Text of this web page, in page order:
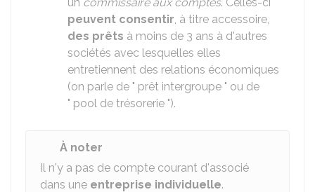
peuvent consentir, à titre accessoire,
des prêts à moins de 3 ans à d'autres
sociétés avec lesquelles elles
entretiennent des relations économiques
(on parle de " prêt intergroupe " ou de
" pool de trésorerie ").
À noter
Il n'y a pas de compte courant d'associé
dans une entreprise individuelle.